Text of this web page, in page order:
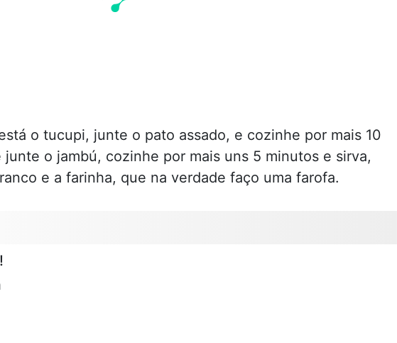
o tucupi, junte o pato assado, e cozinhe por mais 10
o jambú, cozinhe por mais uns 5 minutos e sirva,
e a farinha, que na verdade faço uma farofa.